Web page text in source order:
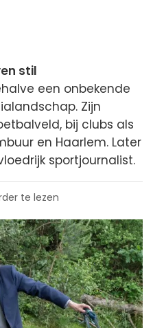
stil
een onbekende
Zijn
bij clubs als
en Haarlem. Later
sportjournalist.
te lezen